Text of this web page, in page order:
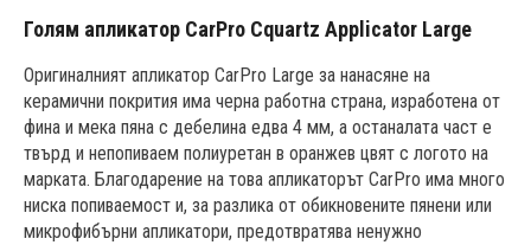
Голям апликатор CarPro Cquartz Applicator Large
Оригиналният апликатор CarPro Large за нанасяне на
керамични покрития има черна работна страна, изработена от
фина и мека пяна с дебелина едва 4 мм, а останалата част е
твърд и непопиваем полиуретан в оранжев цвят с логото на
марката. Благодарение на това апликаторът CarPro има много
ниска попиваемост и, за разлика от обикновените пянени или
микрофибърни апликатори, предотвратява ненужно